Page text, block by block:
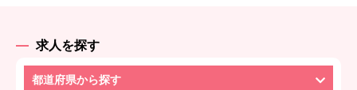
求人を探す
都道府県から探す